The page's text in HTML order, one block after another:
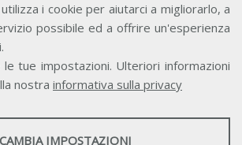
i cookie per aiutarci a migliorarlo, a
possibile ed a offrire un'esperienza
le tue impostazioni. Ulteriori informazioni
nostra informativa sulla privacy
CAMBIA IMPOSTAZIONI